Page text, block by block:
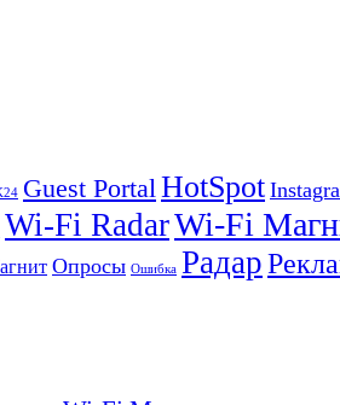
Guest Portal HotSpot
Wi-Fi RadarWi-Fi
Опросы Ошибка Радар